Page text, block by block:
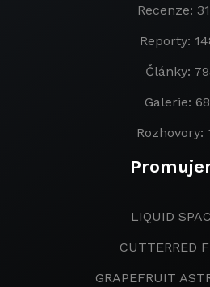
Recenze:
Reporty:
Články:
Galerie:
Rozhovory:
LIQUID
CUTTERRED
GRAPEFRUIT